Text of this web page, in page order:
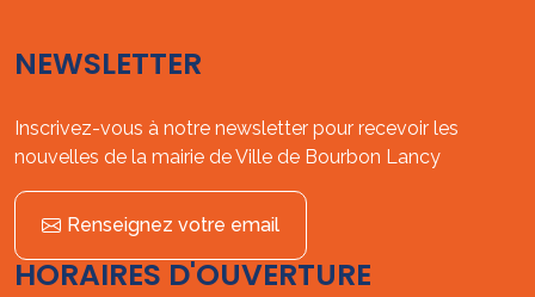
NEWSLETTER
Inscrivez-vous à notre newsletter pour recevoir les
nouvelles de la mairie de Ville de Bourbon Lancy
Renseignez votre email
HORAIRES D'OUVERTURE